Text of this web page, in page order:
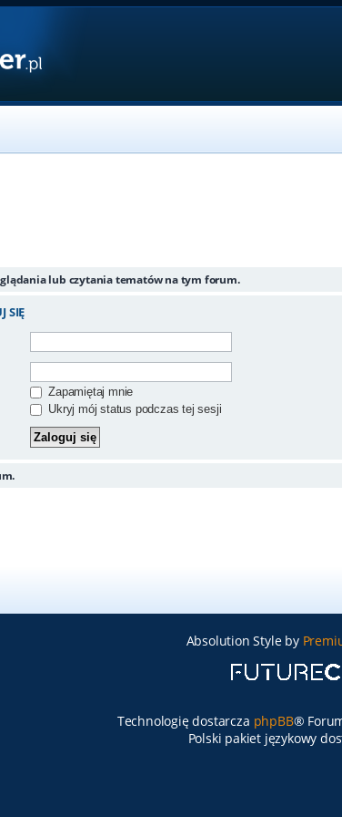
lub czytania tematów na tym forum.
SIĘ
Zapamiętaj mnie
Ukryj mój status podczas tej sesji
Absolution Style by
Technologię dostarcza phpBB®
Polski pakiet językowy